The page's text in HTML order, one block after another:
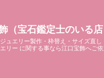
（宝石鑑定士のいる
ュエリー製作・枠替え・サイズ直
リー に関する事なら江口宝飾へご